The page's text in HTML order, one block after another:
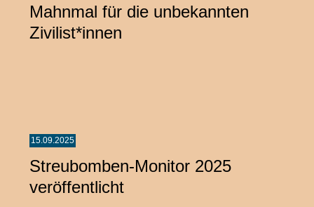
Mahnmal für die unbekannten
Zivilist*innen
15.09.2025
Streubomben-Monitor 2025
veröffentlicht